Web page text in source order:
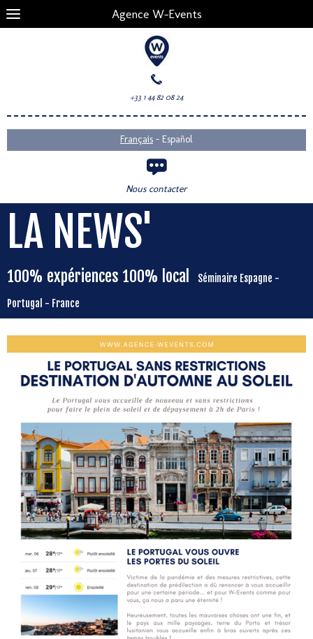
Agence W-Events
+33 1 44 82 08 24
Français - Español
Nous contacter
LA NEWS'
100% expériences 100% local Séminaire Espagne -
Portugal - France